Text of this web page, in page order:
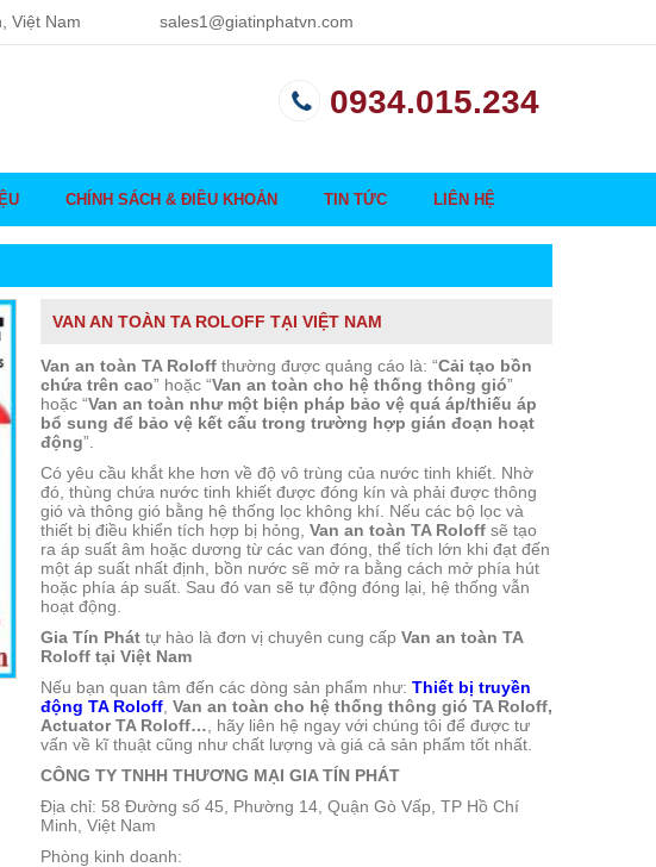
Việt Nam sales1@giatinphatvn.com
0934.015.234
CHÍNH SÁCH & ĐIỀU KHOẢN TIN TỨC LIÊN HỆ
VAN AN TOÀN TA ROLOFF TẠI VIỆT NAM
Van an toàn TA Roloff thường được quảng cáo là: “Cải tạo bồn
chứa trên cao” hoặc “Van an toàn cho hệ thống thông gió”
hoặc “Van an toàn như một biện pháp bảo vệ quá áp/thiếu áp
bổ sung để bảo vệ kết cấu trong trường hợp gián đoạn hoạt
động”.
Có yêu cầu khắt khe hơn về độ vô trùng của nước tinh khiết. Nhờ
đó, thùng chứa nước tinh khiết được đóng kín và phải được thông
gió và thông gió bằng hệ thống lọc không khí. Nếu các bộ lọc và
thiết bị điều khiển tích hợp bị hỏng, Van an toàn TA Roloff sẽ tạo
ra áp suất âm hoặc dương từ các van đóng, thể tích lớn khi đạt đến
một áp suất nhất định, bồn nước sẽ mở ra bằng cách mở phía hút
hoặc phía áp suất. Sau đó van sẽ tự động đóng lại, hệ thống vẫn
hoạt động.
Gia Tín Phát tự hào là đơn vị chuyên cung cấp Van an toàn TA
Roloff tại Việt Nam
Nếu bạn quan tâm đến các dòng sản phẩm như: Thiết bị truyền
động TA Roloff Van an toàn cho hệ thống thông gió TA Roloff,
Actuator TA Roloff… , hãy liên hệ ngay với chúng tôi để được tư
vấn về kĩ thuật cũng như chất lượng và giá cả sản phẩm tốt nhất.
CÔNG TY TNHH THƯƠNG MẠI GIA TÍN PHÁT
Địa chỉ: 58 Đường số 45, Phường 14, Quận Gò Vấp, TP Hồ Chí
Minh, Việt Nam
Phòng kinh doanh: